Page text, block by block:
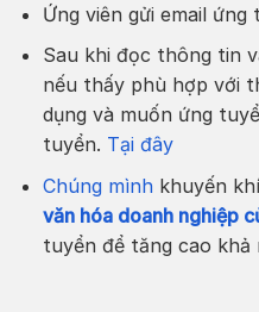
Ứng viên gửi email ứng
Sau khi đọc thông tin
nếu thấy phù hợp với
dụng và muốn ứng
tuyển. Tại đây
Chúng mìnhkhuyến
văn hóa doanh nghiệp
tuyển để tăng cao khả